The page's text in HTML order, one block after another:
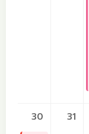
30 31